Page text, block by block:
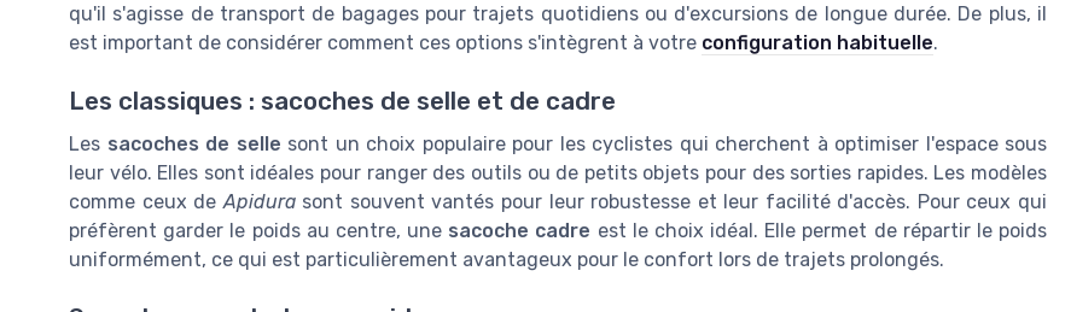
qu'il s'agisse de transport de bagages pour trajets quotidiens ou d'excursions de longue durée. De plus, il
est important de considérer comment ces options s'intègrent à votre configuration habituelle.
Les classiques : sacoches de selle et de cadre
Les sacoches de selle sont un choix populaire pour les cyclistes qui cherchent à optimiser l'espace sous
leur vélo. Elles sont idéales pour ranger des outils ou de petits objets pour des sorties rapides. Les modèles
comme ceux deApidurasont souvent vantés pour leur robustesse et leur facilité d'accès. Pour ceux qui
préfèrent garder le poids au centre, une sacoche cadre est le choix idéal. Elle permet de répartir le poids
uniformément, ce qui est particulièrement avantageux pour le confort lors de trajets prolongés.